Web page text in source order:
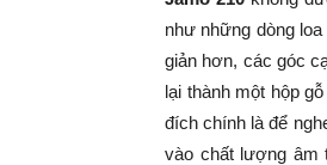
như những dòng
giản hơn, các góc
lại thành một hộp
đích chính là để
vào chất lượng âm